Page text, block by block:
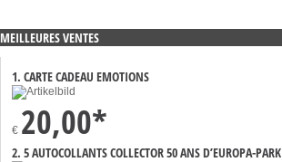
MEILLEURES VENTES
1. CARTE CADEAU EMOTIONS
€ 20,00*
2. 5 AUTOCOLLANTS COLLECTOR 50 ANS D’EUROPA-PARK